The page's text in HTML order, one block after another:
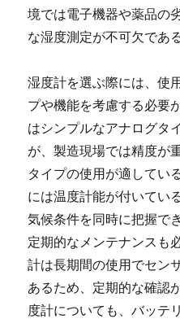
境では電子機器や薬品の
な湿度測定が不可欠である
湿度計を選ぶ際には、使
プや機能を考慮する必要
はシンプルなアナログタ
が、製造現場では精度が
タイプの使用が適してい
には温度計能が付いてい
気候条件を同時に把握で
定期的なメンテナンスも
計は長期間の使用でセン
あるため、定期的な確認
度計についても、バッテ